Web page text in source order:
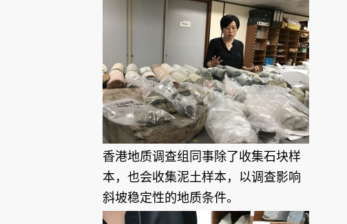
香港地质调查组同事除了收集石块样
本，也会收集泥土样本，以调查影响
斜坡稳定性的地质条件。